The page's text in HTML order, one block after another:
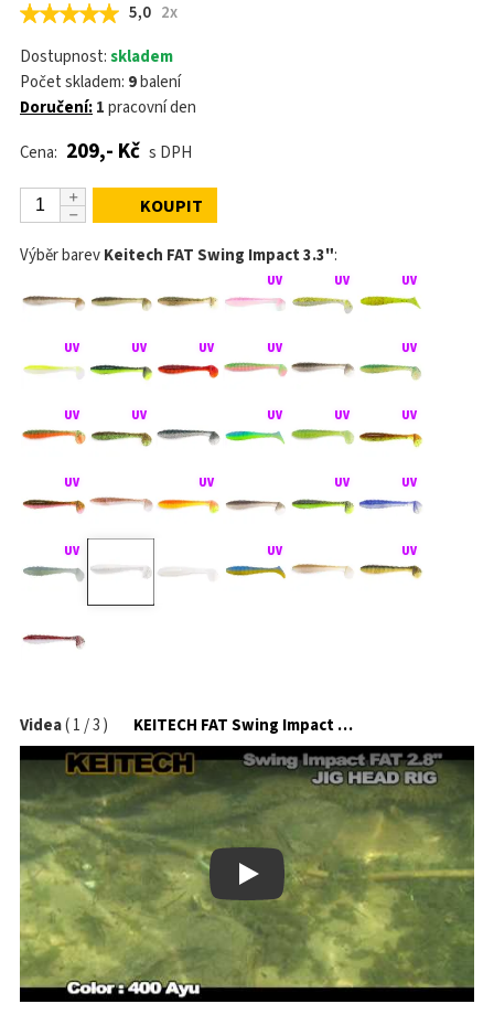
Videa(1/3) KEITECH FAT Swing Impact na jigové hlavičce
Play
5,0 2x
Dostupnost:skladem
Počet skladem: 9balení
Doručení:1pracovní den
Cena: 209,- Kč s DPH
KOUPIT
Výběr barevKeitech FAT Swing Impact 3.3":